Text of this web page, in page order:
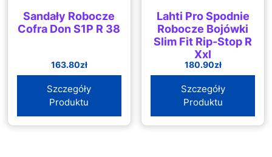
Sandały Robocze
Cofra Don S1P R 38
163.80zł
Szczegóły
Produktu
Lahti Pro Spodnie
Robocze Bojówki
Slim Fit Rip-Stop R
Xxl
180.90zł
Szczegóły
Produktu